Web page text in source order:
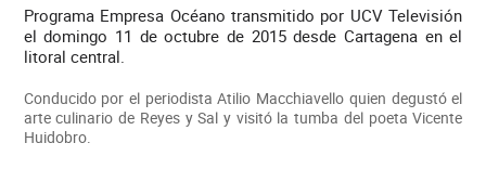
Programa Empresa Océano transmitido por UCV Televisión
el domingo 11 de octubre de 2015 desde Cartagena en el
litoral central.
Conducido por el periodista Atilio Macchiavello quien degustó el
arte culinario de Reyes y Sal y visitó la tumba del poeta Vicente
Huidobro.